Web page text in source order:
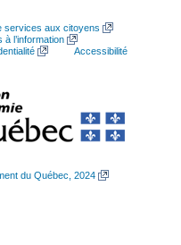
services aux citoyens
à l’information
Accessibilité
du Québec, 2024